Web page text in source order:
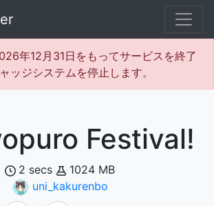
年12月31日をもってサービスを終了
ッジシステムを停止します。
Festival!
2 secs
1024 MB
uni_kakurenbo